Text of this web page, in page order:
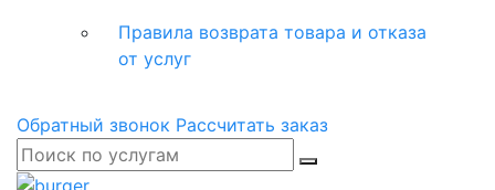
Правила возврата товара и отказа
от услуг
Обратный звонок Рассчитать заказ